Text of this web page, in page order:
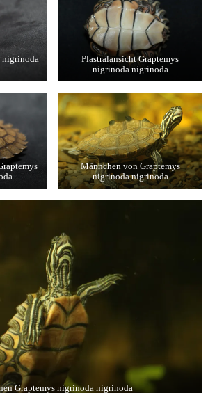
nigrinoda
Plastralansicht Graptemys
nigrinoda nigrinoda
Männchen von Graptemys
nigrinoda nigrinoda
Graptemys nigrinoda nigrinoda